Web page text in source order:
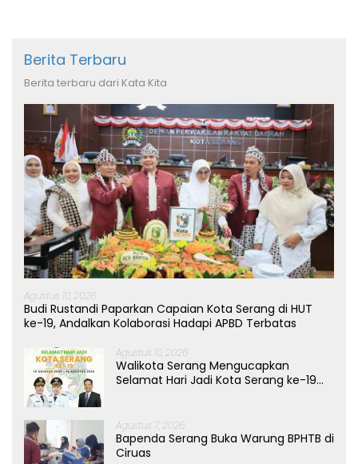
Berita Terbaru
Berita terbaru dari Kata Kita
Agustus 10, 2026
Budi Rustandi Paparkan Capaian Kota Serang di HUT
ke-19, Andalkan Kolaborasi Hadapi APBD Terbatas
Agustus 10, 2026
Walikota Serang Mengucapkan
Selamat Hari Jadi Kota Serang ke-19
Agustus 7, 2026
Bapenda Serang Buka Warung BPHTB di
Ciruas